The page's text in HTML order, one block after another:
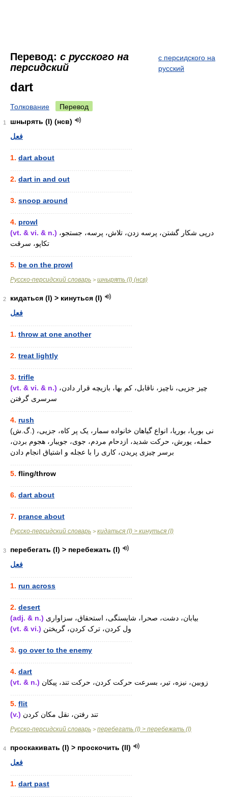
Перевод: с русского на
персидский
с персидского на
русский
dart
Толкование Перевод
1
шнырять (I) (нсв)
فعل
1. dart about
2. dart in and out
3. snoop around
4. prowl
(vt. & vi. & n.)
تکاپو، سرقت
5. be on the prowl
Русско-персидский словарь > шнырять (I) (нсв)
2
кидаться (I) > кинуться (I)
فعل
1. throw at one another
2. treat lightly
3. trifle
(vt. & vi. & n.)
سرسری گرفتن
4. rush
(گ.ش.) نی بوریا، بوریا، انواع گیاهان خانواده سمار، یک پر کاه، جزیی،
حمله، یورش، حرکت شدید، ازدحام مردم، جوی، جویبار، هجوم بردن،
برسر چیزی پریدن، کاری را با عجله و اشتیاق انجام دادن
5. fling/throw
6. dart about
7. prance about
Русско-персидский словарь > кидаться (I) > кинуться (I)
3
перебегать (I) > перебежать (I)
فعل
1. run across
2. desert
(adj. & n.) بیابان، دشت، صحرا، شایستگی، استحقاق، سزاواری
(vt. & vi.) ول کردن، ترک کردن، گریختن
3. go over to the enemy
4. dart
(vt. & n.) زوبین، نیزه، تیر، بسرعت حرکت کردن، حرکت تند، پیکان
5. flit
(v.) تند رفتن، نقل مکان کردن
Русско-персидский словарь > перебегать (I) > перебежать (I)
4
проскакивать (I) > проскочить (II)
فعل
1. dart past